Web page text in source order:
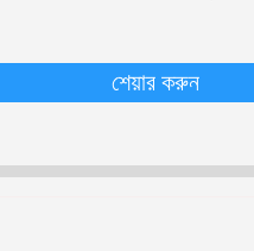
শেয়ার করুন